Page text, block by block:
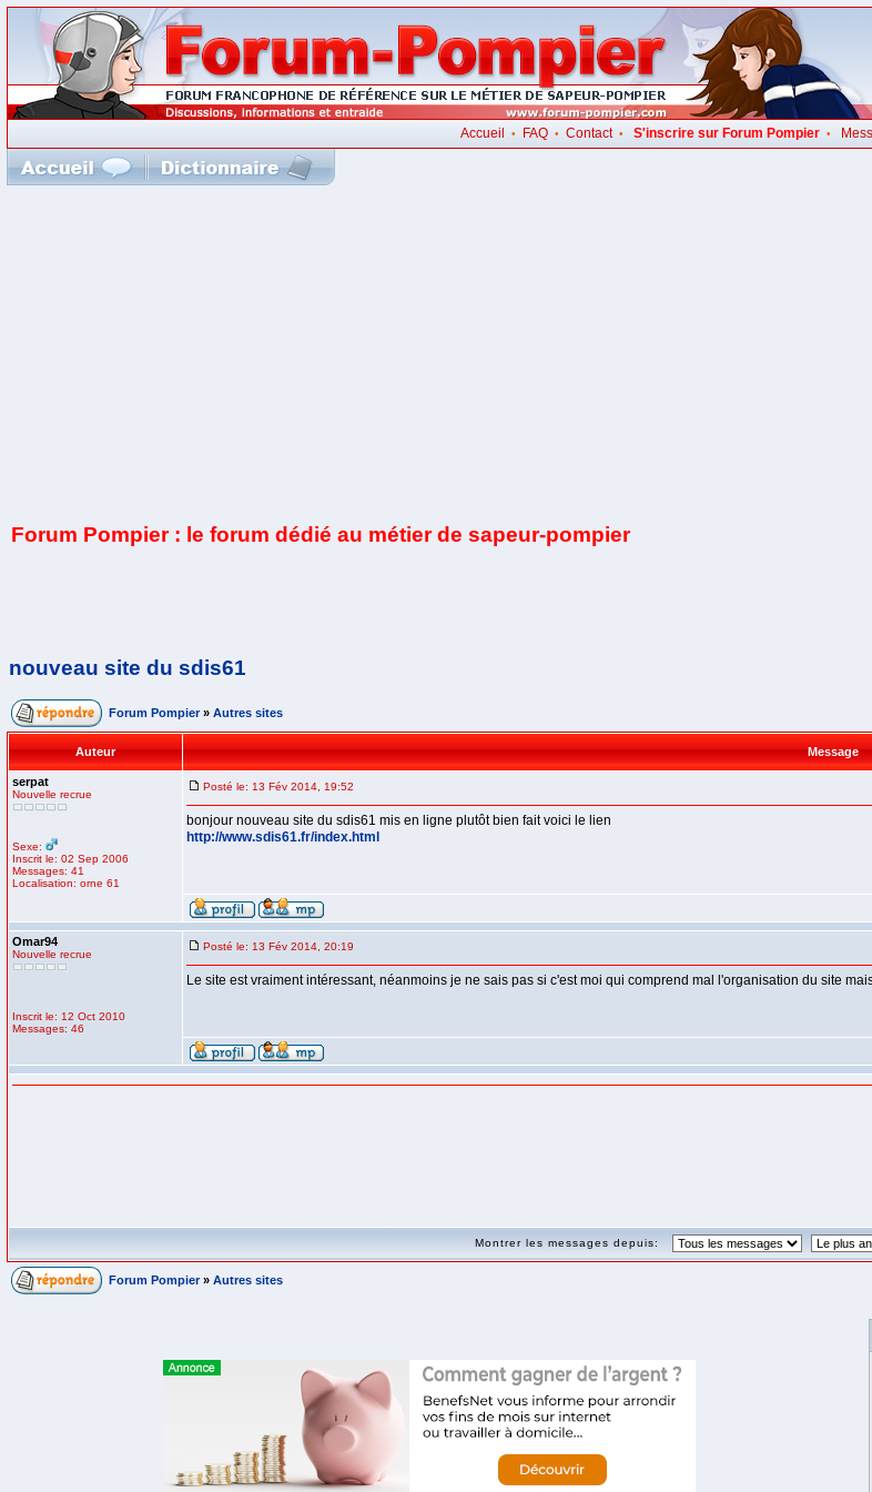
Accueil • FAQ• Contact• S'inscrire sur Forum Pompier•
Forum Pompier : le forum dédié au métier de sapeur-pompier
nouveau site du sdis61
Forum Pompier » Autres sites
Auteur Message
serpat
Nouvelle recrue
Sexe:
Inscrit le: 02 Sep 2006
Messages: 41
Localisation: orne 61
Posté le: 13 Fév 2014, 19:52
bonjour nouveau site du sdis61 mis en ligne plutôt bien fait voici le lien
http://www.sdis61.fr/index.html
Omar94
Nouvelle recrue
Inscrit le: 12 Oct 2010
Messages: 46
Posté le: 13 Fév 2014, 20:19
Le site est vraiment intéressant, néanmoins je ne sais pas si c'est moi qui comprend mal l'organisation du site
Montrer les messages depuis:
Forum Pompier » Autres sites